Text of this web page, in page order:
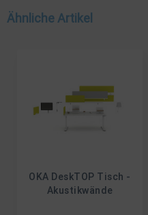
Ähnliche Artikel
OKA DeskTOP Tisch -
Akustikwände